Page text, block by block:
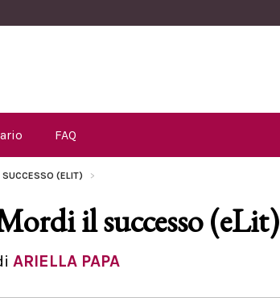
FAQ
SUCCESSO (ELIT)
il successo (eLit)
ARIELLA PAPA